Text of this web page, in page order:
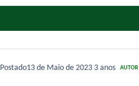
Postado13 de Maio de 2023 3 anos AUTOR